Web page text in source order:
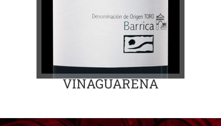
VIÑAGUAREÑA